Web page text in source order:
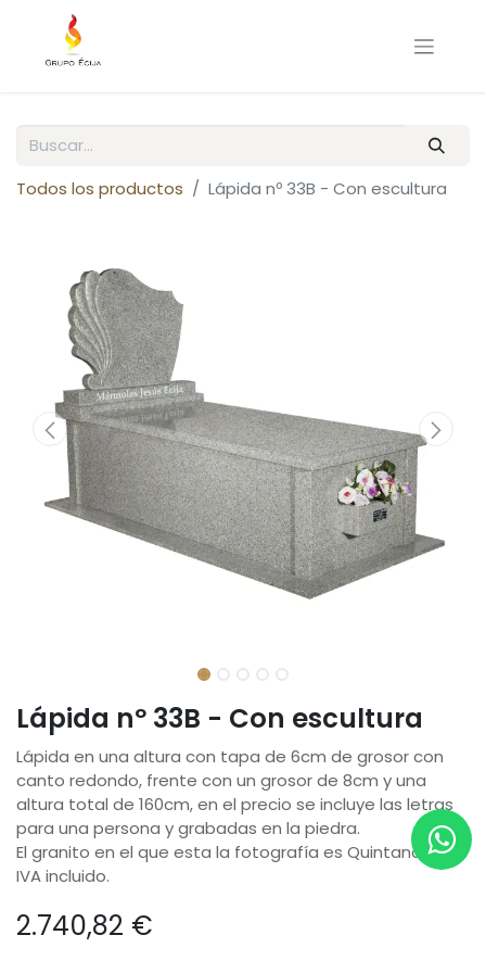
Todos los productos Lápida nº 33B - Con escultura
Lápida nº 33B - Con escultura
Lápida en una altura con tapa de 6cm de grosor con
canto redondo, frente con un grosor de 8cm y una
altura total de 160cm, en el precio se incluye las letras
para una persona y grabadas en la piedra.
El granito en el que esta la fotografía es Quintana.
IVA incluido.
2.740,82 €